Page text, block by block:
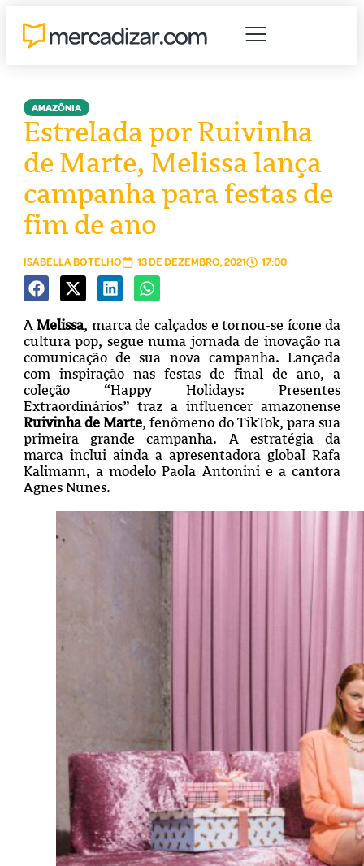
AMAZÔNIA
Estrelada por Ruivinha
de Marte, Melissa lança
campanha para festas de
fim de ano
ISABELLA BOTELHO 13 DE DEZEMBRO, 2021 17:00
AMelissa, marca de calçados e tornou-se ícone da
cultura pop, segue numa jornada de inovação na
comunicação de sua nova campanha. Lançada
com inspiração nas festas de final de ano, a
coleção “Happy Holidays: Presentes
Extraordinários” traz a influencer amazonense
Ruivinha de Marte, fenômeno do TikTok, para sua
primeira grande campanha. A estratégia da
marca inclui ainda a apresentadora global Rafa
Kalimann, a modelo Paola Antonini e a cantora
Agnes Nunes.